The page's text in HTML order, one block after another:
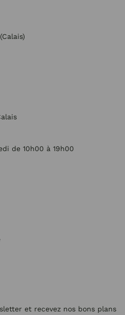
de 10h00 à 19h00
et recevez nos bons plans